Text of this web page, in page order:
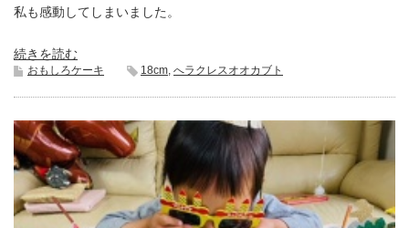
私も感動してしまいました。
続きを読む
おもしろケーキ 18cm, へラクレスオオカブト